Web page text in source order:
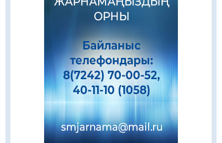
Еңбегі ерлікпен тең мамандық
Даналықтың шырағданы, ой-сананың
шамшырағы
08.08.2026
Кенеге қарсы залалсыздандыру жұмыстары
жүргізілуде
07.08.2026